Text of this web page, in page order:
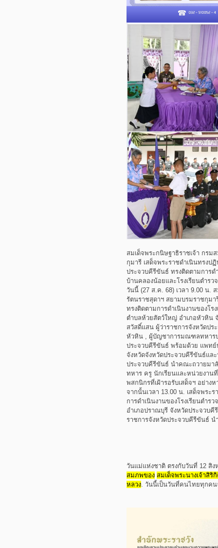
สมเด็จพระกนิษฐาธิราชเจ้า กรม
กุมารี เสด็จพระราชดำเนินทรง
ประจวบคีรีขันธ์ ทรงติดตามการด
บ้านคลองน้อยและโรงเรียนตำรว
วันนี้ (27 ส.ค. 68) เวลา 9.00 น.
รัตนราชสุดาฯ สยามบรมราชกุม
ทรงติดตามการดำเนินงานของโร
ตำบลห้วยสัตว์ใหญ่ อำเภอหัวหิน
สวัสดิ์แสน ผู้ว่าราชการจังหวัดป
หัวหิน , ผู้บัญชาการมณฑลทหารบ
ประจวบคีรีขันธ์ พร้อมด้วย แพท
จังหวัดจังหวัดประจวบคีรีขันธ์แล
ประจวบคีรีขันธ์ นำคณะถวายมา
ทหาร ครู นักเรียนและหน่วยงาน
พสกนิกรที่เฝ้ารอรับเสด็จฯ อย่าง
จากนั้นเวลา 13.00 น. เสด็จพระ
การดำเนินงานของโรงเรียนตำร
อำเภอปราณบุรี จังหวัดประจวบ
ราชการจังหวัดประจวบคีรีขันธ์ น
วันแม่แห่งชาติ ตรงกับวันที่ 12 สิ
สมภพของ สมเด็จพระนางเจ้าสิริ
หลวง. วันนี้เป็นวันที่คนไทยทุกคน